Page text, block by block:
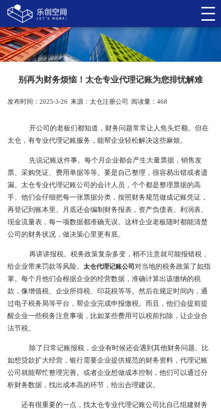
别再为财务烦恼！太仓专业代理记账为您排忧解难
发布时间：2025-3-26 来源： 太仓注册公司 阅读量：468
开公司的老板们都知道，财务问题常常让人焦头烂额。但在
太仓，有专业代理记账服务，能帮企业轻松解决这些麻烦。
先说记账这件事。每个月企业都会产生大量票据，销售发
票、采购凭证、费用单据等等。要是自己整理，很容易出错或者遗
漏。太仓专业代理记账公司的会计人员，个个都是整理票据的高
手。他们会仔细把每一张票据分类，按照财务规范做成记账凭证，
再登记到账本里。月底还会编制财务报表，资产负债表、利润表、
现金流量表，每一项数据都准确无误。这样企业老板随时都能清楚
公司的财务状况，做决策心里更有底。
再讲讲报税。税务政策复杂多变，稍不注意就可能报错税，
给企业带来罚款等风险。 太仓代理记账公司 对当地的税务政策了如指
掌。每个月他们会根据企业的经营数据，准确计算出该缴纳的税
款，像增值税、企业所得税、印花税等等。然后在规定时间内，通
过电子税务局等平台，帮企业完成申报缴税。而且，他们会提前提
醒企业一些税务注意事项，比如某些费用可以税前扣除，让企业合
法节税。
除了日常记账报税，企业有时候还会遇到其他财务问题。比
如想贷款扩大经营，银行需要企业提供规范的财务资料，代理记账
公司就能帮忙整理完善。或者企业想做成本控制，他们可以通过分
析财务数据，找出成本高的环节，给出合理建议。
还有很重要的一点，找太仓专业代理记账公司比自己组建财务